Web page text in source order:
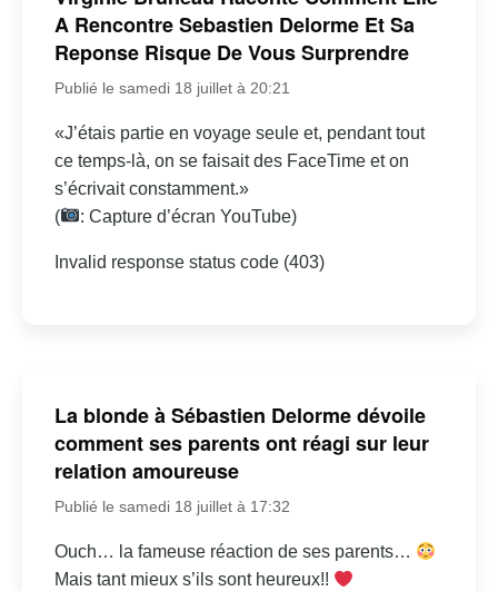
A Rencontre Sebastien Delorme Et Sa
Reponse Risque De Vous Surprendre
Publié le samedi 18 juillet à 20:21
«J’étais partie en voyage seule et, pendant tout
ce temps-là, on se faisait des FaceTime et on
s’écrivait constamment.»
(
: Capture d’écran YouTube)
Invalid response status code (403)
La blonde à Sébastien Delorme dévoile
comment ses parents ont réagi sur leur
relation amoureuse
Publié le samedi 18 juillet à 17:32
Ouch… la fameuse réaction de ses parents…
Mais tant mieux s’ils sont heureux!!